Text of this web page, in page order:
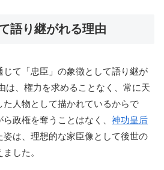
語り継がれる理由
て「忠臣」の象徴として語り継が
は、権力を求めることなく、常に天
た人物として描かれているからで
政権を奪うことはなく、 神功皇后
姿は、理想的な家臣像として後世の
した。